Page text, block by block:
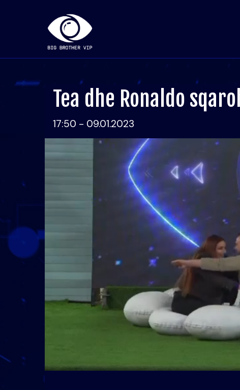
Tea dhe Ronaldo
17:50 - 09.01.2023